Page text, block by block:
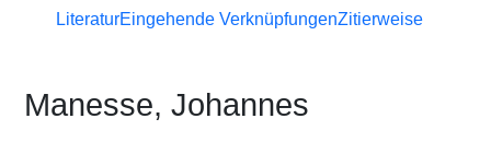
LiteraturEingehende VerknüpfungenZitierweise
Manesse, Johannes